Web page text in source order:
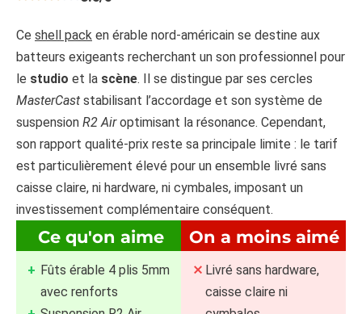
Ce shell pack en érable nord-américain se destine aux
batteurs exigeants recherchant un son professionnel pour
le studio et la scène. Il se distingue par ses cercles
MasterCast stabilisant l’accordage et son système de
suspension R2 Airoptimisant la résonance. Cependant,
son rapport qualité-prix reste sa principale limite : le tarif
est particulièrement élevé pour un ensemble livré sans
caisse claire, ni hardware, ni cymbales, imposant un
investissement complémentaire conséquent.
Ce qu'on aime
Fûts érable 4 plis 5mm
avec renforts
On a moins aimé
Livré sans hardware,
caisse claire ni